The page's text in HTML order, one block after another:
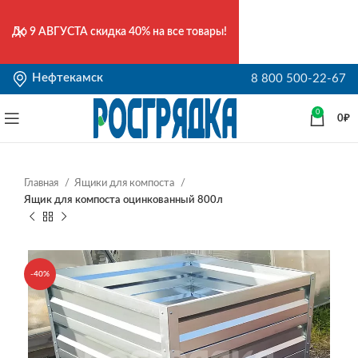
Нефтекамск 8 800 500-22-67
0
0₽
Главная
Ящики для компоста
Ящик для компоста оцинкованный 800л
-40%
До 9 АВГУСТА скидка 40% на все товары!